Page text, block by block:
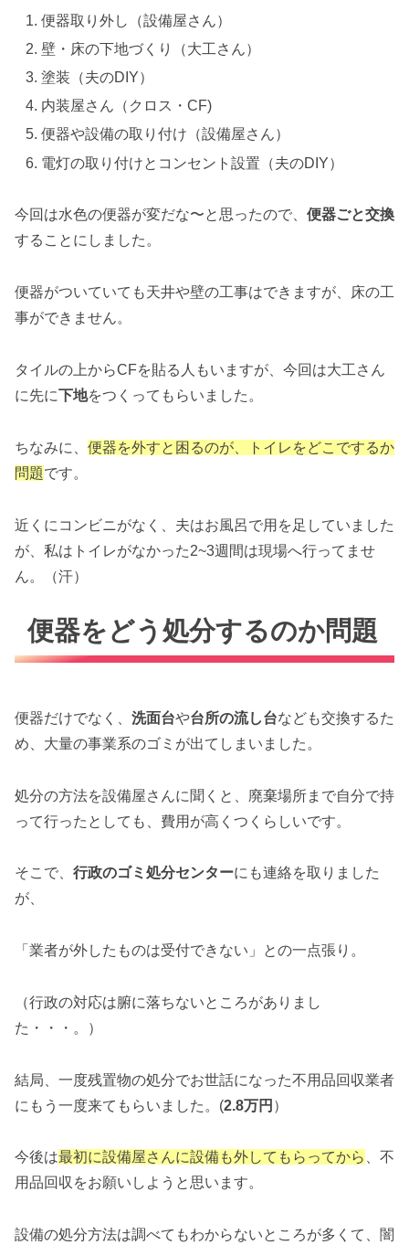
便器取り外し（設備屋さん）
壁・床の下地づくり（大工さん）
塗装（夫のDIY）
内装屋さん（クロス・CF)
便器や設備の取り付け（設備屋さん）
電灯の取り付けとコンセント設置（夫のDIY）
今回は水色の便器が変だな〜と思ったので、 便器ごと交換
することにしました。
便器がついていても天井や壁の工事はできますが、床の工
事ができません。
タイルの上からCFを貼る人もいますが、今回は大工さん
に先に下地をつくってもらいました。
ちなみに、 便器を外すと困るのが、トイレをどこでするか
問題です。
近くにコンビニがなく、夫はお風呂で用を足していました
が、私はトイレがなかった2~3週間は現場へ行ってませ
ん。（汗）
便器をどう処分するのか問題
便器だけでなく、 洗面台や台所の流し台なども交換するた
め、大量の事業系のゴミが出てしまいました。
処分の方法を設備屋さんに聞くと、廃棄場所まで自分で持
って行ったとしても、費用が高くつくらしいです。
そこで、 行政のゴミ処分センターにも連絡を取りました
が、
「業者が外したものは受付できない」との一点張り。
（行政の対応は腑に落ちないところがありまし
た・・・。）
結局、一度残置物の処分でお世話になった不用品回収業者
にもう一度来てもらいました。(2.8万円 ）
今後は最初に設備屋さんに設備も外してもらってから 、不
用品回収をお願いしようと思います。
設備の処分方法は調べてもわからないところが多くて、闇